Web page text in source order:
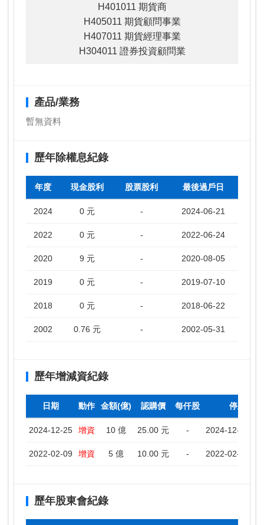
H401011 期貨商
H405011 期貨顧問事業
H407011 期貨經理事業
H304011 證券投資顧問業
產品/業務
暫無資料
歷年除權息紀錄
年度 現金股利 股票股利 最後過戶日
2024 0 元 - 2024-06-21
2022 0 元 - 2022-06-24
2020 9 元 - 2020-08-05
2019 0 元 - 2019-07-10
2018 0 元 - 2018-06-22
2002 0.76 元 - 2002-05-31
歷年增減資紀錄
日期 動作 金額(億) 認購價 每仟股 停止過戶
2024-12-25 增資 10 億 25.00 元 - 2024-12-26 ~
2022-02-09 增資 5 億 10.00 元 - 2022-02-10 ~
歷年股東會紀錄